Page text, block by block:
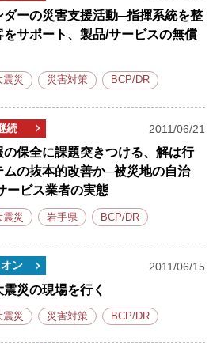
ダーの災害支援活動─指揮系統を整
をサポート、製品/サービスの無償
震災 災害対策 BCP/DR
続 2011/06/21
の保全に課題突きつける、解は行
ムの抜本的改善か─被災地の自治
ービス業者の実態
震災 岩手県 BCP/DR
ン 2011/06/15
災の現場を行く
震災 災害対策 BCP/DR